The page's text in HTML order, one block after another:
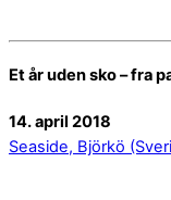
Et år uden sko – fra
14. april 2018
Seaside, Björkö